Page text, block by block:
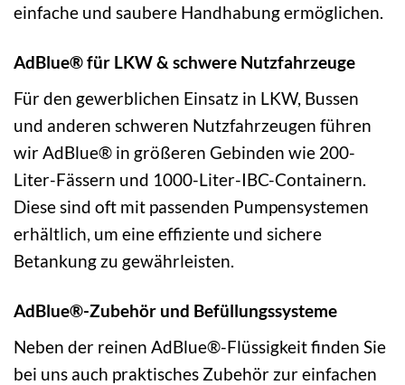
einfache und saubere Handhabung ermöglichen.
AdBlue® für LKW & schwere Nutzfahrzeuge
Für den gewerblichen Einsatz in LKW, Bussen
und anderen schweren Nutzfahrzeugen führen
wir AdBlue® in größeren Gebinden wie 200-
Liter-Fässern und 1000-Liter-IBC-Containern.
Diese sind oft mit passenden Pumpensystemen
erhältlich, um eine effiziente und sichere
Betankung zu gewährleisten.
AdBlue®-Zubehör und Befüllungssysteme
Neben der reinen AdBlue®-Flüssigkeit finden Sie
bei uns auch praktisches Zubehör zur einfachen